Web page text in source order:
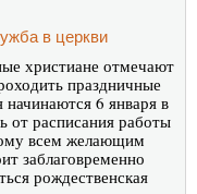
христиане отмечают
праздничные
6 января в
от расписания работы
всем желающим
заблаговременно
рождественская